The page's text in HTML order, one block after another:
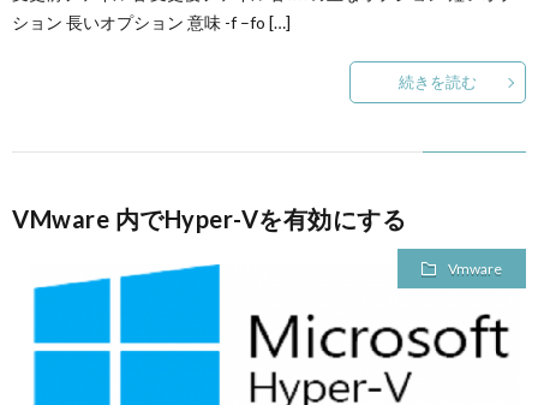
ション 長いオプション 意味 -f –fo […]
続きを読む
VMware 内でHyper-Vを有効にする
Vmware